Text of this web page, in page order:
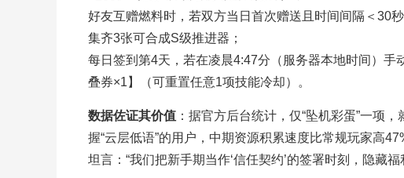
好友互赠燃料时，若双方当日首次赠送且时间间隔＜30
集齐3张可合成S级推进器；
每日签到第4天，若在凌晨4:47分（服务器本地时间）
叠券×1】（可重置任意1项技能冷却）。
数据佐证其价值 ：据官方后台统计，仅“坠机彩蛋”一项
握“云层低语”的用户，中期资源积累速度比常规玩家高
坦言：“我们把新手期当作‘信任契约’的签署时刻，隐藏